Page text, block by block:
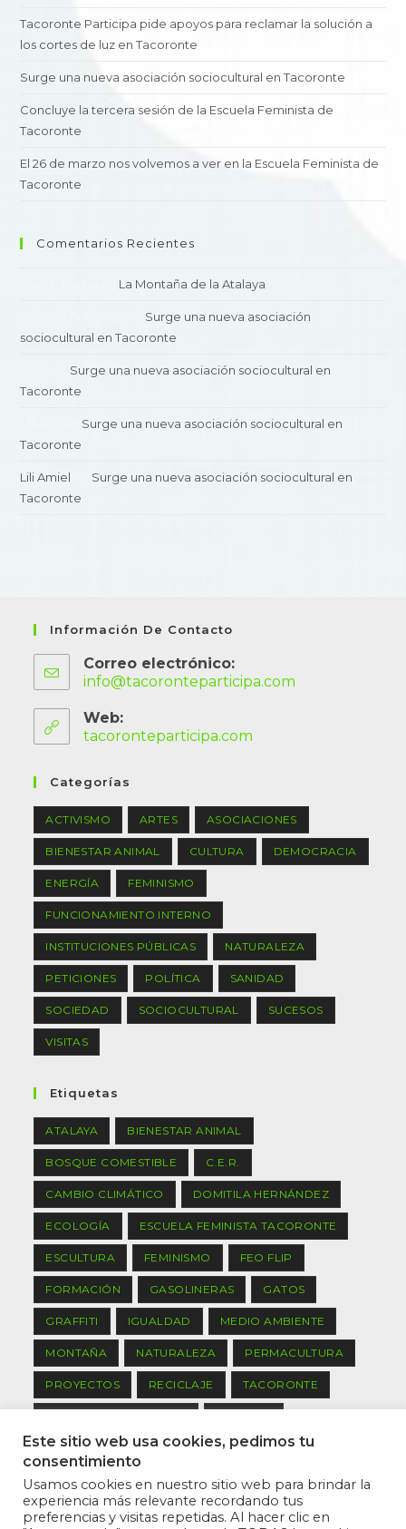
Tacoronte Participa pide apoyos para reclamar la solución a
los cortes de luz en Tacoronte
Surge una nueva asociación sociocultural en Tacoronte
Concluye la tercera sesión de la Escuela Feminista de
Tacoronte
El 26 de marzo nos volvemos a ver en la Escuela Feminista de
Tacoronte
Comentarios Recientes
La Montaña de la Atalaya
Surge una nueva asociación
sociocultural en Tacoronte
Surge una nueva asociación sociocultural en
Tacoronte
Surge una nueva asociación sociocultural en
Tacoronte
Lili Amiel
Surge una nueva asociación sociocultural en
Tacoronte
Información De Contacto
Correo electrónico:
info@tacoronteparticipa.com
Web:
tacoronteparticipa.com
Categorías
ACTIVISMO ARTES ASOCIACIONES
BIENESTAR ANIMAL CULTURA DEMOCRACIA
ENERGÍA FEMINISMO
FUNCIONAMIENTO INTERNO
INSTITUCIONES PÚBLICAS NATURALEZA
PETICIONES POLÍTICA SANIDAD
SOCIEDAD SOCIOCULTURAL SUCESOS
VISITAS
Etiquetas
ATALAYA BIENESTAR ANIMAL
BOSQUE COMESTIBLE C.E.R.
CAMBIO CLIMÁTICO DOMITILA HERNÁNDEZ
ECOLOGÍA ESCUELA FEMINISTA TACORONTE
ESCULTURA FEMINISMO FEO FLIP
FORMACIÓN GASOLINERAS GATOS
GRAFFITI IGUALDAD MEDIO AMBIENTE
MONTAÑA NATURALEZA PERMACULTURA
PROYECTOS RECICLAJE TACORONTE
TRABAJO DE GRUPO
Síguenos
Este sitio web usa cookies, pedimos tu
consentimiento
Usamos cookies en nuestro sitio web para brindar la
experiencia más relevante recordando tus
preferencias y visitas repetidas. Al hacer clic en